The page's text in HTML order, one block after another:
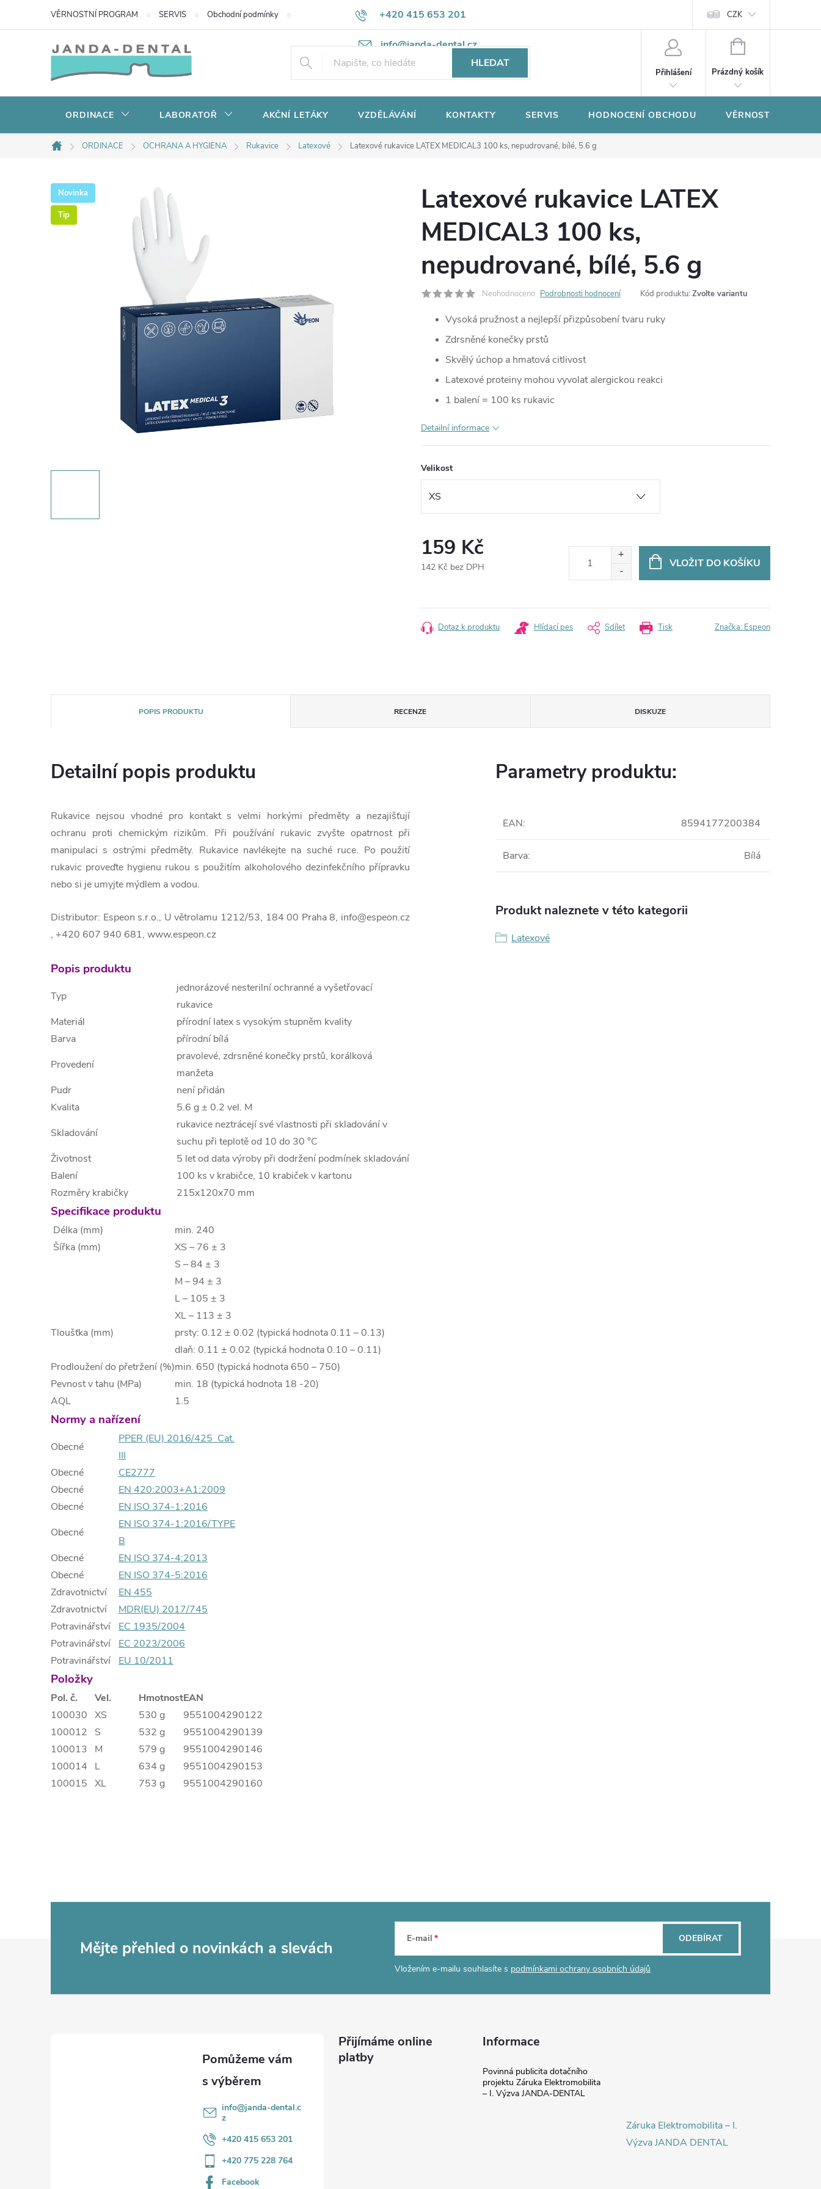
+420 415 653 201
info@janda-dental.cz
VĚRNOSTNÍ PROGRAM SERVIS Obchodní podmínky Potřebujete poradit? Ochrana osobních údajů CZK
HLEDAT
Přihlášení
NÁKUPNÍ
Prázdný košík
ORDINACE LABORATOŘ AKČNÍ LETÁKY VZDĚLÁVÁNÍ KONTAKTY SERVIS HODNOCENÍ OBCHODU VĚRNOSTNÍ
Domů
ORDINACE OCHRANA A HYGIENA Rukavice Latexové Latexové rukavice LATEX MEDICAL3 100 ks, nepudrované, bílé, 5.6 g
Novinka
Tip
Latexové rukavice LATEX
MEDICAL3 100 ks,
nepudrované, bílé, 5.6 g
Neohodnoceno Podrobnosti hodnocení Kód produktu: Zvolte variantu
Vysoká pružnost a nejlepší přizpůsobení tvaru ruky
Zdrsněné konečky prstů
Skvělý úchop a hmatová citlivost
Latexové proteiny mohou vyvolat alergickou reakci
1 balení = 100 ks rukavic
Detailní informace
Velikost
159 Kč
142 Kč bez DPH
VLOŽIT DO KOŠÍKU
Tisk
Dotaz k produktu Hlídací pes Sdílet Značka: Espeon
POPIS PRODUKTU RECENZE DISKUZE
Detailní popis produktu
Rukavice nejsou vhodné pro kontakt s velmi horkými předměty a nezajišťují
ochranu proti chemickým rizikům. Při používání rukavic zvyšte opatrnost při
manipulaci s ostrými předměty. Rukavice navlékejte na suché ruce. Po použití
rukavic proveďte hygienu rukou s použitím alkoholového dezinfekčního přípravku
nebo si je umyjte mýdlem a vodou.
Distributor: Espeon s.r.o., U větrolamu 1212/53, 184 00 Praha 8, info@espeon.cz
, +420 607 940 681, www.espeon.cz
Popis produktu
Typ
jednorázové nesterilní ochranné a vyšetřovací
rukavice
Materiál
přírodní latex s vysokým stupněm kvality
Barva
přírodní bílá
Provedení
pravolevé, zdrsněné konečky prstů, korálková
manžeta
Pudr
není přidán
Kvalita
5.6 g ± 0.2 vel. M
Skladování
rukavice neztrácejí své vlastnosti při skladování v
suchu při teplotě od 10 do 30 °C
Životnost
5 let od data výroby při dodržení podmínek skladování
Balení
100 ks v krabičce, 10 krabiček v kartonu
Rozměry krabičky
215x120x70 mm
Specifikace produktu
Délka (mm)
min. 240
Šířka (mm)
XS – 76 ± 3
S – 84 ± 3
M – 94 ± 3
L – 105 ± 3
XL – 113 ± 3
Tloušťka (mm)
prsty: 0.12 ± 0.02 (typická hodnota 0.11 – 0.13)
dlaň: 0.11 ± 0.02 (typická hodnota 0.10 – 0.11)
Prodloužení do přetržení (%)min. 650 (typická hodnota 650 – 750)
Pevnost v tahu (MPa)
min. 18 (typická hodnota 18 -20)
AQL
1.5
Normy a nařízení
Obecné
PPER (EU) 2016/425 Cat.
III
Obecné
CE2777
Obecné
EN 420:2003+A1:2009
Obecné
EN ISO 374-1:2016
Obecné
EN ISO 374-1:2016/TYPE
B
Obecné
EN ISO 374-4:2013
Obecné
EN ISO 374-5:2016
Zdravotnictví
EN 455
Zdravotnictví
MDR(EU) 2017/745
Potravinářství
EC 1935/2004
Potravinářství
EC 2023/2006
Potravinářství
EU 10/2011
Položky
Pol. č. Vel. HmotnostEAN
100030 XS 530 g
9551004290122
100012
S 532 g
9551004290139
100013
M 579 g
9551004290146
100014
L 634 g
9551004290153
100015 XL 753 g 9551004290160
Parametry produktu:
EAN: 8594177200384
Barva: Bílá
Produkt naleznete v této kategorii
Latexové
Mějte přehled o novinkách a slevách E-mail
Vložením e-mailu souhlasíte s podmínkami ochrany osobních údajů
ODEBÍRAT
info@janda-dental.c
z
+420 415 653 201
+420 775 228 764
Facebook
Přijímáme online
platby
Informace
Povinná publicita dotačního
projektu Záruka Elektromobilita
– I. Výzva JANDA-DENTAL
Záruka Elektromobilita – I.
Výzva JANDA DENTAL